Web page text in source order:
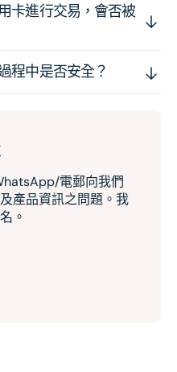
卡進行交易，會否被
程中是否安全？
電郵向我們
產品資訊之問題。我
。